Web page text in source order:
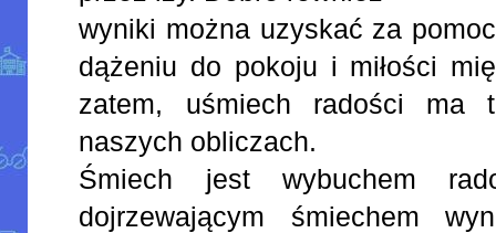
wyniki można uzyskać za
dążeniu do pokoju i miłości
zatem, uśmiech radości ma
naszych obliczach.
Śmiech jest wybuchem
dojrzewającym śmiechem